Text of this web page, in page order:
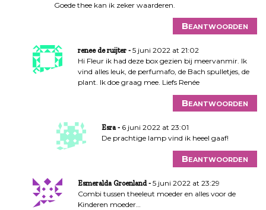
Goede thee kan ik zeker waarderen.
Beantwoorden
renee de ruijter
5 juni 2022 at 21:02
Hi Fleur ik had deze box gezien bij meervanmir. Ik
vind alles leuk, de perfumafo, de Bach spulletjes, de
plant. Ik doe graag mee. Liefs Renée
Beantwoorden
Esra
6 juni 2022 at 23:01
De prachtige lamp vind ik heeel gaaf!
Beantwoorden
Esmeralda Groenland
5 juni 2022 at 23:29
Combi tussen theeleut moeder en alles voor de
Kinderen moeder…